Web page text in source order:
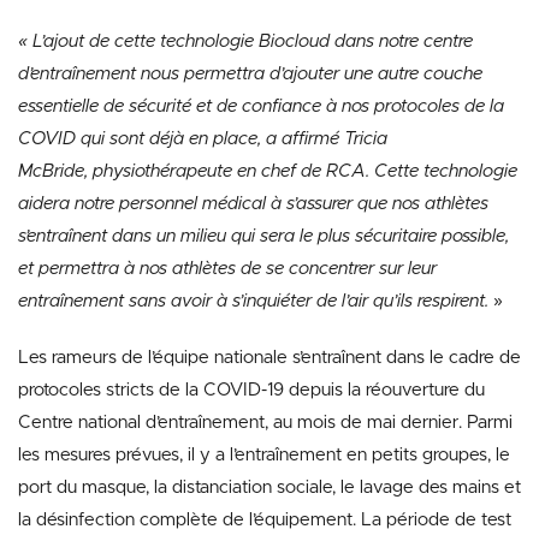
« L’ajout de cette technologie Biocloud dans notre centre
d’entraînement nous permettra d’ajouter une autre couche
essentielle de sécurité et de confiance à nos protocoles de la
COVID qui sont déjà en place, a affirmé Tricia
McBride, physiothérapeute en chef de RCA. Cette technologie
aidera notre personnel médical à s’assurer que nos athlètes
s’entraînent dans un milieu qui sera le plus sécuritaire possible,
et permettra à nos athlètes de se concentrer sur leur
entraînement sans avoir à s’inquiéter de l’air qu’ils respirent. »
Les rameurs de l’équipe nationale s’entraînent dans le cadre de
protocoles stricts de la COVID-19 depuis la réouverture du
Centre national d’entraînement, au mois de mai dernier. Parmi
les mesures prévues, il y a l’entraînement en petits groupes, le
port du masque, la distanciation sociale, le lavage des mains et
la désinfection complète de l’équipement. La période de test